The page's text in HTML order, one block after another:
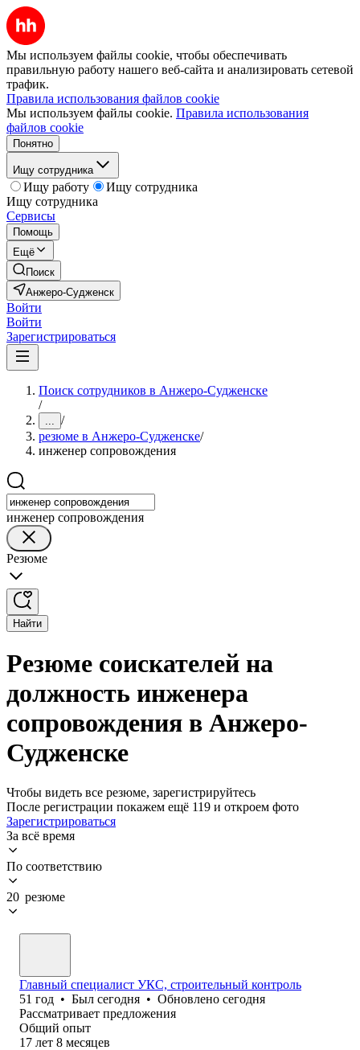
Мы используем файлы cookie, чтобы обеспечивать
правильную работу нашего веб-сайта и анализировать сетевой
трафик.
Правила использования файлов cookie
Мы используем файлы cookie. Правила использования
файлов cookie
Понятно
Ищу сотрудника
Ищу работу
Ищу сотрудника
Ищу сотрудника
Сервисы
Помощь
Ещё
Поиск
Анжеро-Судженск
Войти
Войти
Зарегистрироваться
Поиск сотрудников в Анжеро-Судженске
/
... /
резюме в Анжеро-Судженске/
инженер сопровождения
инженер сопровождения
Резюме
Найти
Резюме соискателей на
должность инженера
сопровождения в Анжеро-
Судженске
Чтобы видеть все резюме, зарегистрируйтесь
После регистрации покажем ещё 119 и откроем фото
Зарегистрироваться
За всё время
По соответствию
20 резюме
Главный специалист УКС, строительный контроль
51 год • Был сегодня • Обновлено сегодня
Рассматривает предложения
Общий опыт
17 лет 8 месяцев